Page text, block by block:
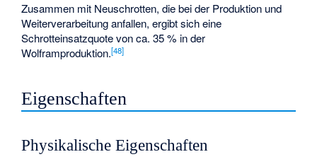
Zusammen mit Neuschrotten, die bei der Produktion und
Weiterverarbeitung anfallen, ergibt sich eine
Schrotteinsatzquote von ca. 35 % in der
Wolframproduktion.[48]
Eigenschaften
Physikalische Eigenschaften